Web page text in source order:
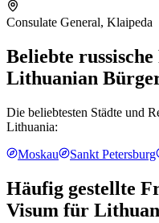
Consulate General, Klaipeda
Beliebte
Lithuanian
Die beliebtesten Städte und
Lithuania:
Moskau
Sankt Petersburg
Häufig gestellte
Visum für